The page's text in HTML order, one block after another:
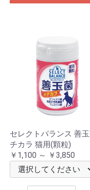
セレクトバランス 善
チカラ 猫用(顆粒)
￥1,100 ～ ￥3,850